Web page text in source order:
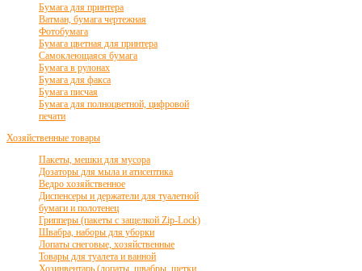
Бумага для принтера
Ватман, бумага чертежная
Фотобумага
Бумага цветная для принтера
Самоклеющаяся бумага
Бумага в рулонах
Бумага для факса
Бумага писчая
Бумага для полноцветной, цифровой
печати
Хозяйственные товары
Пакеты, мешки для мусора
Дозаторы для мыла и атисептика
Ведро хозяйственное
Диспенсеры и держатели для туалетной
бумаги и полотенец
Грипперы (пакеты с защелкой Zip-Lock)
Швабра, наборы для уборки
Лопаты снеговые, хозяйственные
Товары для туалета и ванной
Хозинвентарь (лопаты, швабры, щетки,